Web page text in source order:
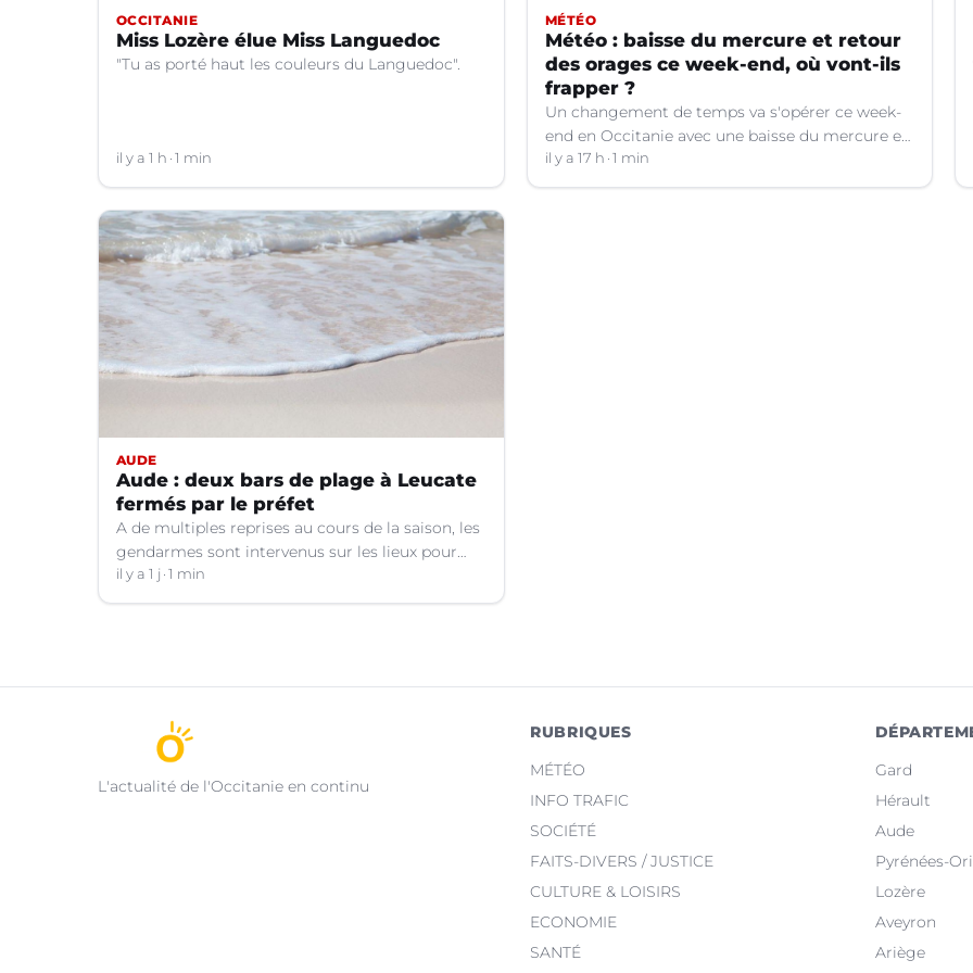
OCCITANIE
Miss Lozère élue Miss Languedoc
"Tu as porté haut les couleurs du Languedoc".
il y a 1 h 1 min
MÉTÉO
Météo : baisse du mercure et retour
des orages ce week-end, où vont-ils
frapper ?
Un changement de temps va s'opérer ce week-
end en Occitanie avec une baisse du mercure et
le retour d'orages dans certains départements.
il y a 17 h 1 min
AUDE
Aude : deux bars de plage à Leucate
fermés par le préfet
A de multiples reprises au cours de la saison, les
gendarmes sont intervenus sur les lieux pour
des faits de violences, de consommation
d'alcool, de rixes, de tapage, de stationnement...
il y a 1 j 1 min
L'actualité de l'Occitanie en continu
RUBRIQUES
MÉTÉO
INFO TRAFIC
SOCIÉTÉ
FAITS-DIVERS / JUSTICE
CULTURE & LOISIRS
ECONOMIE
SANTÉ
Gard
Hérault
Aude
Pyrénées-
Lozère
Aveyron
Ariège